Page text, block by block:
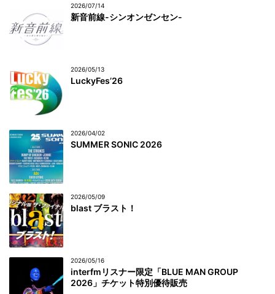
2026/07/14
新音前線-シンオンゼンセン-
2026/05/13
LuckyFes’26
2026/04/02
SUMMER SONIC 2026
2026/05/09
blast ブラスト！
2026/05/16
interfmリスナー限定「BLUE MAN GROUP
2026」チケット特別優待販売